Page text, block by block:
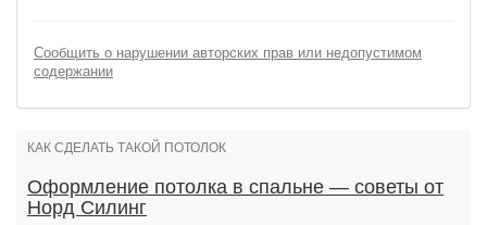
Сообщить о нарушении авторских прав или недопустимом
содержании
КАК СДЕЛАТЬ ТАКОЙ ПОТОЛОК
Оформление потолка в спальне — советы от
Норд Силинг